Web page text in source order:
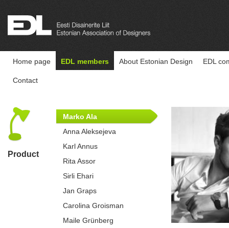
Home page EDL members About Estonian Design EDL
Contact
Product
Marko Ala
Anna Aleksejeva
Karl Annus
Rita Assor
Sirli Ehari
Jan Graps
Carolina Groisman
Maile Grünberg